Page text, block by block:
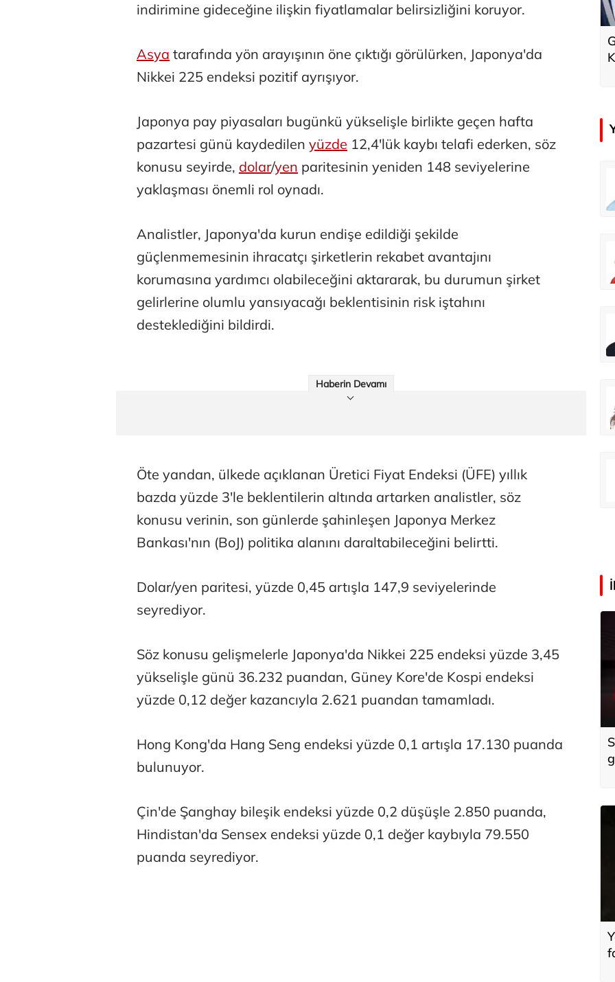
indirimine gideceğine ilişkin fiyatlamalar belirsizliğini koruyor.
Asya tarafında yön arayışının öne çıktığı görülürken, Japonya'da
Nikkei 225 endeksi pozitif ayrışıyor.
Japonya pay piyasaları bugünkü yükselişle birlikte geçen hafta
pazartesi günü kaydedilen yüzde 12,4'lük kaybı telafi ederken, söz
konusu seyirde, dolar/yen paritesinin yeniden 148 seviyelerine
yaklaşması önemli rol oynadı.
Analistler, Japonya'da kurun endişe edildiği şekilde
güçlenmemesinin ihracatçı şirketlerin rekabet avantajını
korumasına yardımcı olabileceğini aktararak, bu durumun şirket
gelirlerine olumlu yansıyacağı beklentisinin risk iştahını
desteklediğini bildirdi.
Haberin Devamı
Öte yandan, ülkede açıklanan Üretici Fiyat Endeksi (ÜFE) yıllık
bazda yüzde 3'le beklentilerin altında artarken analistler, söz
konusu verinin, son günlerde şahinleşen Japonya Merkez
Bankası'nın (BoJ) politika alanını daraltabileceğini belirtti.
Dolar/yen paritesi, yüzde 0,45 artışla 147,9 seviyelerinde
seyrediyor.
Söz konusu gelişmelerle Japonya'da Nikkei 225 endeksi yüzde 3,45
yükselişle günü 36.232 puandan, Güney Kore'de Kospi endeksi
yüzde 0,12 değer kazancıyla 2.621 puandan tamamladı.
Hong Kong'da Hang Seng endeksi yüzde 0,1 artışla 17.130 puanda
bulunuyor.
Çin'de Şanghay bileşik endeksi yüzde 0,2 düşüşle 2.850 puanda,
Hindistan'da Sensex endeksi yüzde 0,1 değer kaybıyla 79.550
puanda seyrediyor.
Belma Akçura
Zeynep İşman
Açık havada oyun uyku kadar gerekli
Osman Gençer
Prof. Dr. Barış Erdoğan
Özay Şendir
Didem Özel Tümer
Ali Eyüboğlu